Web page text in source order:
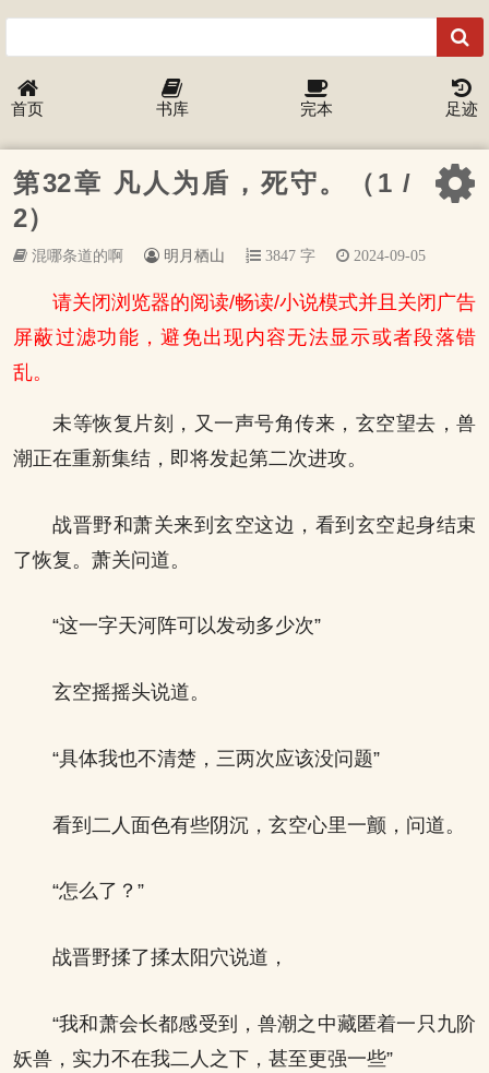
首页 书库 完本 足迹
第32章 凡人为盾，死守。（1 /
2）
混哪条道的啊 明月栖山 3847 字 2024-09-05
请关闭浏览器的阅读/畅读/小说模式并且关闭广告
屏蔽过滤功能，避免出现内容无法显示或者段落错
乱。
未等恢复片刻，又一声号角传来，玄空望去，兽
潮正在重新集结，即将发起第二次进攻。
战晋野和萧关来到玄空这边，看到玄空起身结束
了恢复。萧关问道。
“这一字天河阵可以发动多少次”
玄空摇摇头说道。
“具体我也不清楚，三两次应该没问题”
看到二人面色有些阴沉，玄空心里一颤，问道。
“怎么了？”
战晋野揉了揉太阳穴说道，
“我和萧会长都感受到，兽潮之中藏匿着一只九阶
妖兽，实力不在我二人之下，甚至更强一些”